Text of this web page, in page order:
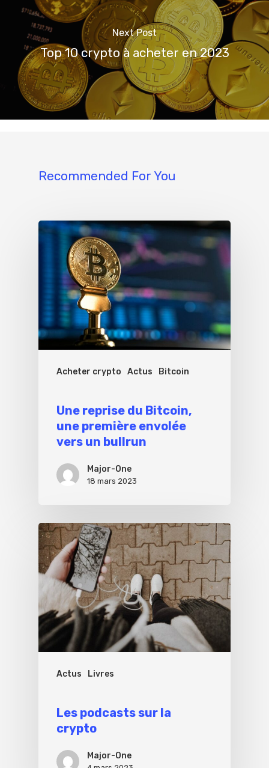
Next Post
Top 10 crypto à acheter en 2023
Recommended For You
Acheter crypto Actus Bitcoin
Une reprise du Bitcoin,
une première envolée
vers un bullrun
Major-One
18 mars 2023
Actus Livres
Les podcasts sur la
crypto
Major-One